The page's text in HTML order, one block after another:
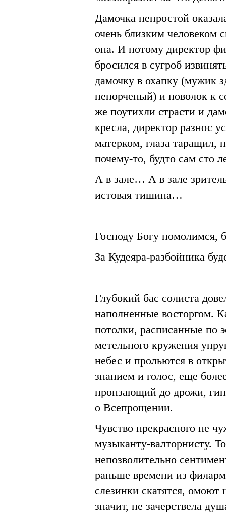
Дамочка непростой
очень близким человеком
она. И потому директор
бросился в сугроб
дамочку в охапку (мужик
непорченый) и поволок к
же поутихли страсти и
кресла, директор разнос
матерком, глаза таращил,
почему-то, будто сам сто
А в зале… А в зале
истовая тишина…
Господу Богу помолимся,
За Кудеяра-разбойника
Глубокий бас солиста
наполненные восторгом.
потолки, расписанные по
метельного кружения
небес и прольются в
знанием и голос, еще
пронзающий до дрожи,
о Всепрощении.
Чувство прекрасного не
музыканту-валторнисту.
непозволительно
раньше времени из
слезинки скатятся,
значит, не зачерствела